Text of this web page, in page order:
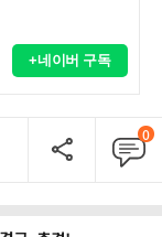
+네이버 구독
0